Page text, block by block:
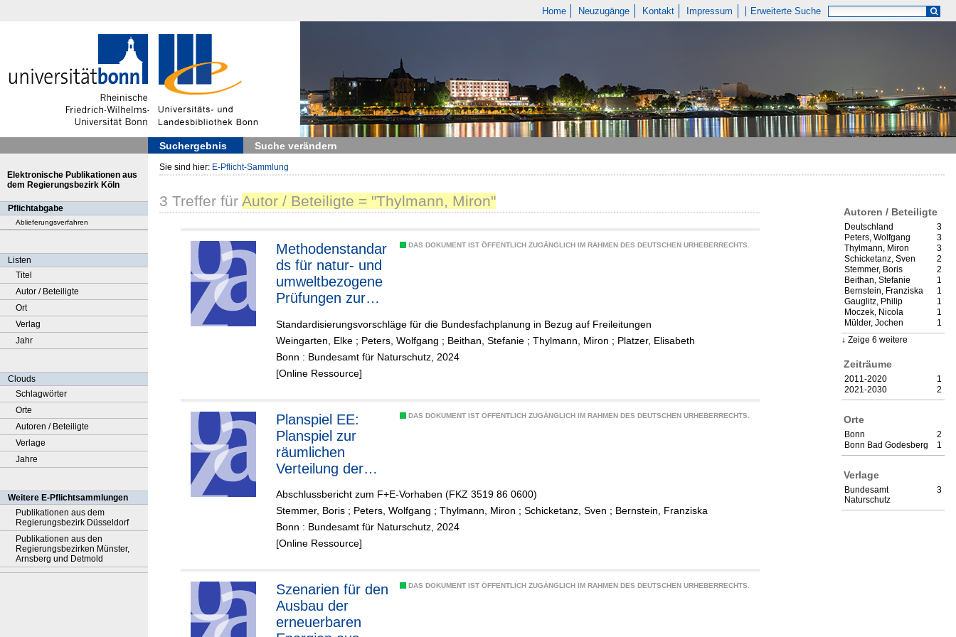
Home Neuzugänge Kontakt Impressum Erweiterte Suche
Suchergebnis Suche verändern
Elektronische Publikationen aus
dem Regierungsbezirk Köln
Pflichtabgabe
Ablieferungsverfahren
Listen
Titel
Autor / Beteiligte
Ort
Verlag
Jahr
Clouds
Schlagwörter
Orte
Autoren / Beteiligte
Verlage
Jahre
Weitere E-Pflichtsammlungen
Publikationen aus dem
Regierungsbezirk Düsseldorf
Publikationen aus den
Regierungsbezirken Münster,
Arnsberg und Detmold
Sie sind hier: E-Pflicht-Sammlung
Autoren / Beteiligte
3
Deutschland
3
Peters, Wolfgang
3
Thylmann, Miron
2
Schicketanz, Sven
2
Stemmer, Boris
1
Beithan, Stefanie
1
Bernstein, Franziska
1
Gauglitz, Philip
1
Moczek, Nicola
1
Mülder, Jochen
Zeige 6 weitere
Zeiträume
1
2011-2020
2
2021-2030
Orte
2
Bonn
1
Bonn Bad Godesberg
Verlage
3
Bundesamt
Naturschutz
3 Treffer für Autor / Beteiligte = "Thylmann, Miron"
DAS DOKUMENT IST ÖFFENTLICH ZUGÄNGLICH IM RAHMEN DES DEUTSCHEN URHEBERRECHTS.
Methodenstandar
ds für natur- und
umweltbezogene
Prüfungen zur
ng
Standardisierungsvorschläge für die Bundesfachplanung in Bezug auf Freileitungen
Weingarten, Elke ; Peters, Wolfgang ; Beithan, Stefanie ; Thylmann, Miron ; Platzer, Elisabeth
Bonn : Bundesamt für Naturschutz, 2024
[Online Ressource]
DAS DOKUMENT IST ÖFFENTLICH ZUGÄNGLICH IM RAHMEN DES DEUTSCHEN URHEBERRECHTS.
Planspiel EE:
Planspiel zur
räumlichen
Verteilung der
Energien-Anlagen
in
Beispielregionen:
Auswirkungen
erneuerbaren
Energie auf Natur
und Landschaft
Abschlussbericht zum F+E-Vorhaben (FKZ 3519 86 0600)
Stemmer, Boris ; Peters, Wolfgang ; Thylmann, Miron ; Schicketanz, Sven ; Bernstein, Franziska
Bonn : Bundesamt für Naturschutz, 2024
[Online Ressource]
DAS DOKUMENT IST ÖFFENTLICH ZUGÄNGLICH IM RAHMEN DES DEUTSCHEN URHEBERRECHTS.
Szenarien für den
Ausbau der
erneuerbaren